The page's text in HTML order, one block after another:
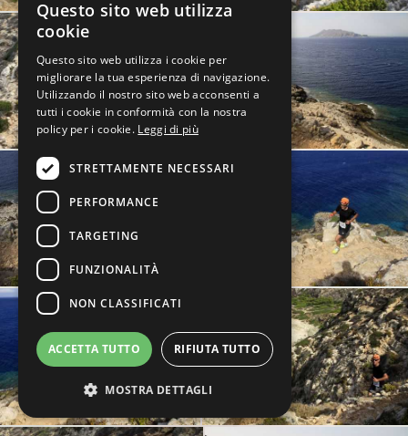
Questo sito web utilizza
cookie
Questo sito web utilizza i cookie per
migliorare la tua esperienza di navigazione.
Utilizzando il nostro sito web acconsenti a
tutti i cookie in conformità con la nostra
policy per i cookie. Leggi di più
STRETTAMENTE NECESSARI
PERFORMANCE
TARGETING
FUNZIONALITÀ
NON CLASSIFICATI
ACCETTA TUTTO RIFIUTA TUTTO
MOSTRA DETTAGLI